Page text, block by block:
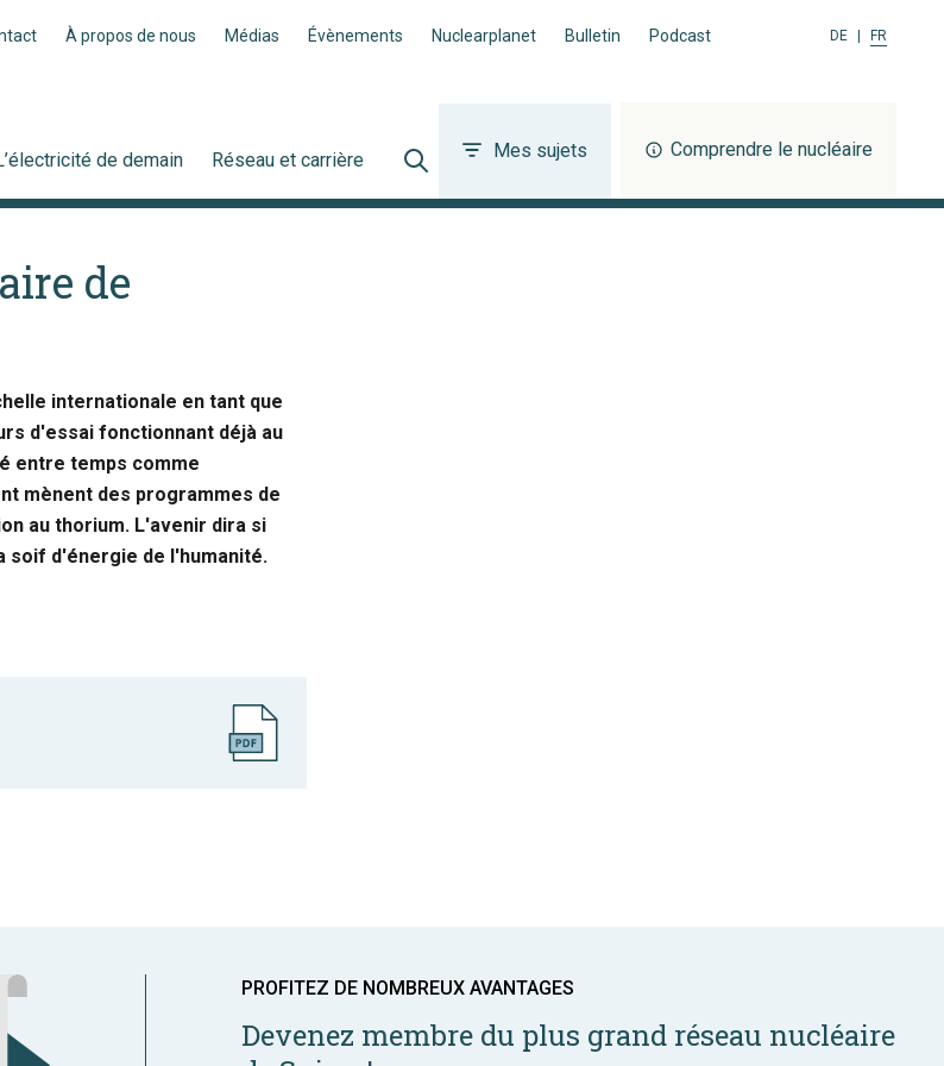
À propos de nous Médias Évènements Nuclearplanet Bulletin Podcast DE FR
de demain Réseau et carrière Mes sujets Comprendre le nucléaire
de
internationale en tant que
d'essai fonctionnant déjà au
entre temps comme
mènent des programmes de
au thorium. L'avenir dira si
d'énergie de l'humanité.
PROFITEZ DE NOMBREUX AVANTAGES
Devenez membre du plus grand réseau nucléaire